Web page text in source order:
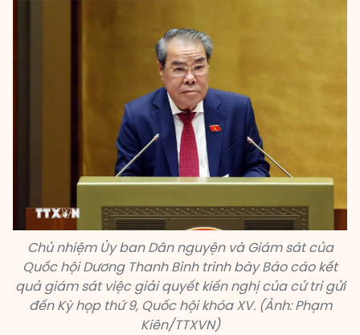
Chủ nhiệm Ủy ban Dân nguyện và Giám sát của
Quốc hội Dương Thanh Bình trình bày Báo cáo kết
quả giám sát việc giải quyết kiến nghị của cử tri gửi
đến Kỳ họp thứ 9, Quốc hội khóa XV. (Ảnh: Phạm
Kiên/TTXVN)